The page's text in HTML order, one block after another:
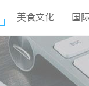
美食文化 国